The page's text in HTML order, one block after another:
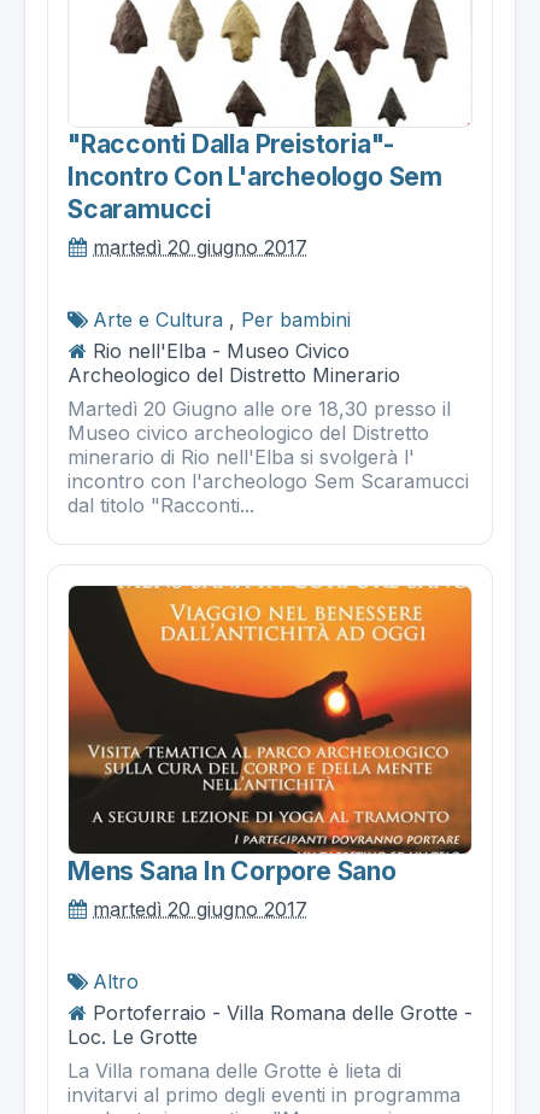
"racconti Dalla Preistoria"-
Incontro Con L'archeologo Sem
Scaramucci
martedì 20 giugno 2017
Arte e Cultura , Per bambini
Rio nell'Elba - Museo Civico
Archeologico del Distretto Minerario
Martedì 20 Giugno alle ore 18,30 presso il
Museo civico archeologico del Distretto
minerario di Rio nell'Elba si svolgerà l'
incontro con l'archeologo Sem Scaramucci
dal titolo "Racconti...
Mens Sana In Corpore Sano
martedì 20 giugno 2017
Altro
Portoferraio - Villa Romana delle Grotte -
Loc. Le Grotte
La Villa romana delle Grotte è lieta di
invitarvi al primo degli eventi in programma